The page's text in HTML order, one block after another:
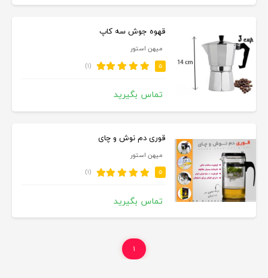
قهوه جوش سه کاپ
میهن استور
۵ (۱)
تماس بگیرید
قوری دم نوش و چای
میهن استور
۵ (۱)
تماس بگیرید
۱